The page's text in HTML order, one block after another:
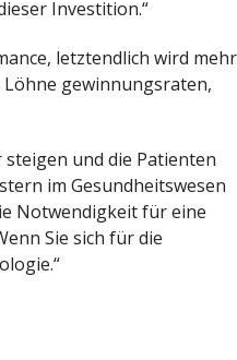
Investition.“
letztendlich wird mehr
gewinnungsraten,
und die Patienten
im Gesundheitswesen
Notwendigkeit für eine
Sie sich für die